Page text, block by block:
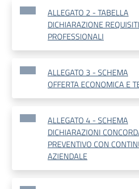
ALLEGATO 2 - TABELLA
DICHIARAZIONE REQUISITI
PROFESSIONALI
ALLEGATO 3 - SCHEMA
OFFERTA ECONOMICA E
ALLEGATO 4 - SCHEMA
DICHIARAZIONI
PREVENTIVO CON
AZIENDALE